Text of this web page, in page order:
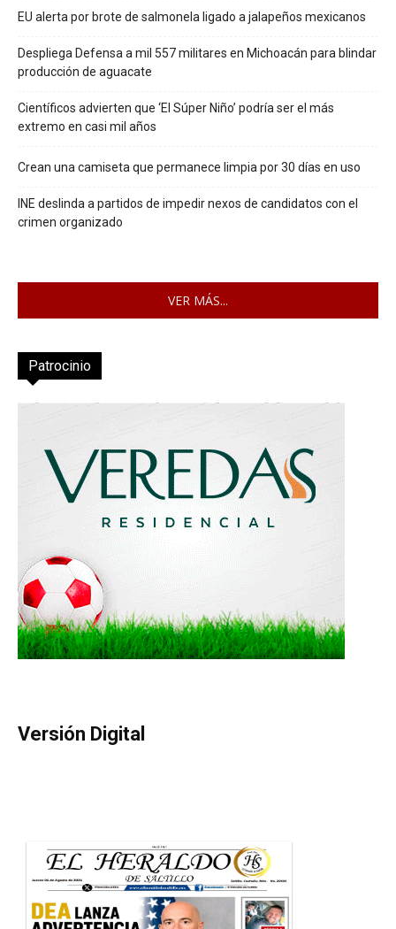
EU alerta por brote de salmonela ligado a jalapeños mexicanos
Despliega Defensa a mil 557 militares en Michoacán para blindar
producción de aguacate
Científicos advierten que ‘El Súper Niño’ podría ser el más
extremo en casi mil años
Crean una camiseta que permanece limpia por 30 días en uso
INE deslinda a partidos de impedir nexos de candidatos con el
crimen organizado
VER MÁS...
Patrocinio
Versión Digital